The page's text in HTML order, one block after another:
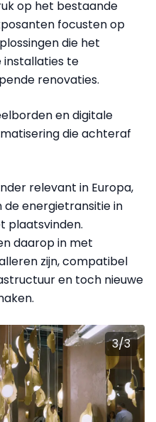
op het bestaande
focusten op
die het
installaties te
renovaties.
en digitale
die achteraf
relevant in Europa,
energietransitie in
plaatsvinden.
daarop in met
zijn, compatibel
en toch nieuwe
3/3